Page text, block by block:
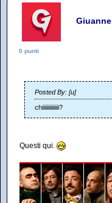
Giuanne
0 punti
Posted By: [u]
chiiiiiiiiiiiiii?
Questi qui.